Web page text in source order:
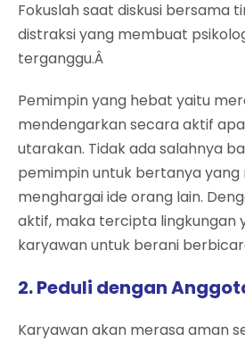
Fokuslah saat diskusi bersama
distraksi yang membuat
terganggu.Â
Pemimpin yang hebat yaitu
mendengarkan secara aktif
utarakan. Tidak ada salahnya
pemimpin untuk bertanya yang
menghargai ide orang lain.
aktif, maka tercipta lingkungan
karyawan untuk berani
2. Peduli dengan
Karyawan akan merasa aman